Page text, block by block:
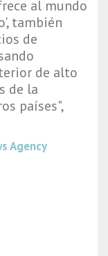
al mundo
también
de
de alto
de la
países",
Agency